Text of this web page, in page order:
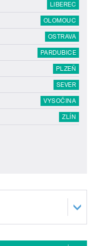
LIBEREC
OLOMOUC
OSTRAVA
PARDUBICE
PLZEŇ
SEVER
VYSOČINA
ZLÍN